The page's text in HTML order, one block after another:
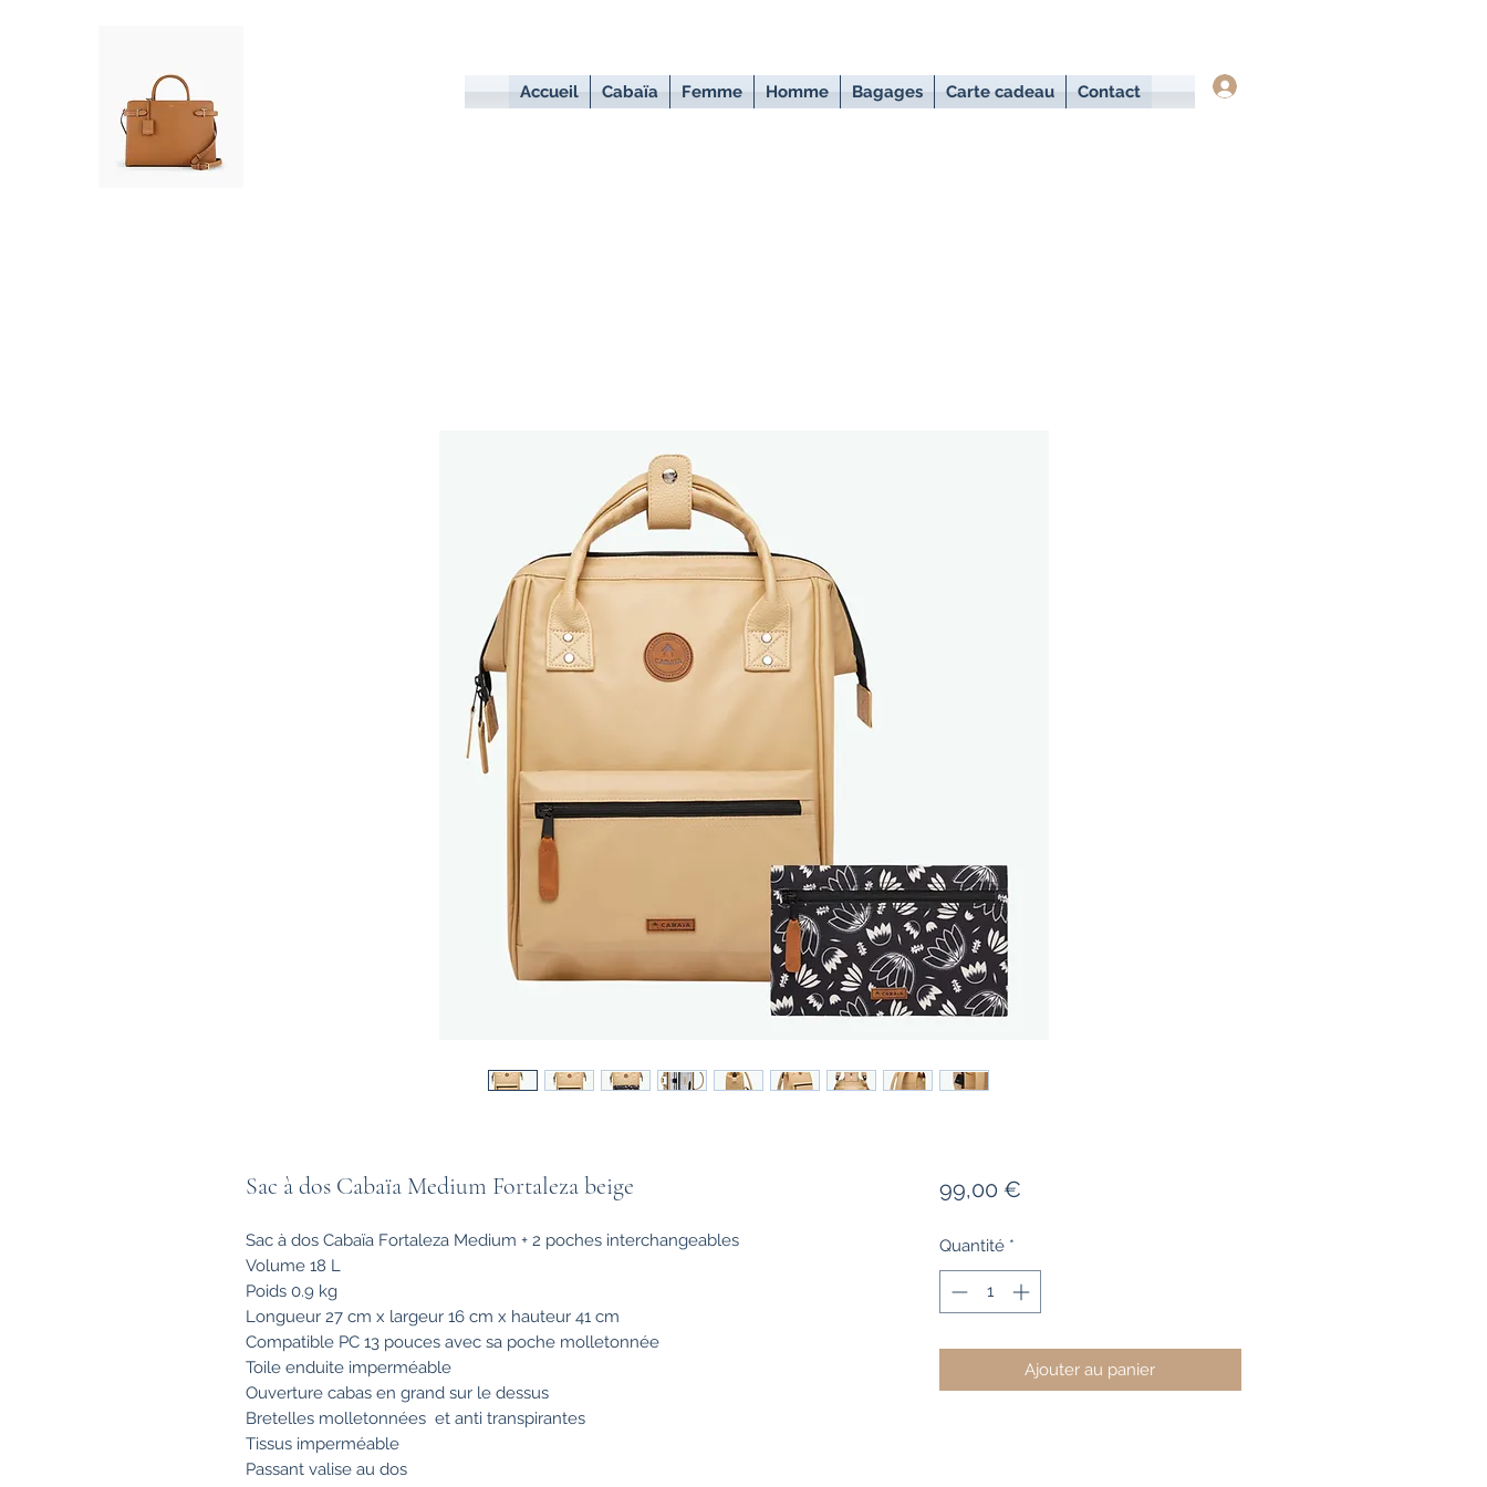
Accueil Cabaïa Femme Homme Bagages Carte cadeau Contact
Sac à dos Cabaïa Medium Fortaleza beige
Sac à dos Cabaïa Fortaleza Medium + 2 poches interchangeables
Volume 18 L
Poids 0.9 kg
Longueur 27 cm x largeur 16 cm x hauteur 41 cm
Compatible PC 13 pouces avec sa poche molletonnée
Toile enduite imperméable
Ouverture cabas en grand sur le dessus
Bretelles molletonnées et anti transpirantes
Tissus imperméable
Passant valise au dos
99,00 €Prix
Quantité *
Ajouter au panier